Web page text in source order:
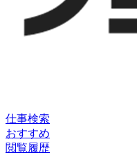
仕事検索
おすすめ
閲覧履歴